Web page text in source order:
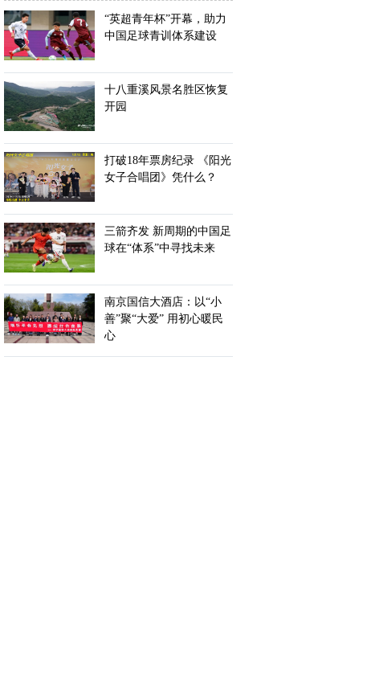
“英超青年杯”开幕，助力
中国足球青训体系建设
十八重溪风景名胜区恢复
开园
打破18年票房纪录 《阳光
女子合唱团》凭什么？
三箭齐发 新周期的中国足
球在“体系”中寻找未来
南京国信大酒店：以“小
善”聚“大爱” 用初心暖民
心